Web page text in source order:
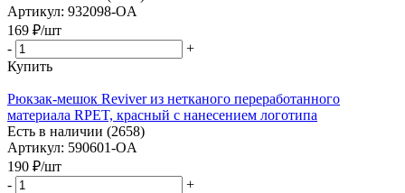
Артикул: 932098-OA
169 ₽/шт
-
+
Купить
Рюкзак-мешок Reviver из нетканого переработанного
материала RPET, красный с нанесением логотипа
Есть в наличии (2658)
Артикул: 590601-OA
190 ₽/шт
-
+